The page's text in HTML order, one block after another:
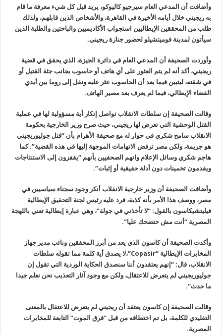
وأضافت أن المدعي العام سيرجيو كاليوكو، يريد قبل كل شيء معرفة ما قام
به ريجيني خلال أيامه الأخيرة في القاهرة، والأشخاص الذين قابلهم، ولذلك
طلب من المحققين الإيطاليين استجواب الأكاديميين والباحثين والطلبة الذين
سيأتون لمدينة فوميتشيلو لحضور جنازة ريجيني.
وأوردت الصحيفة أن المدعي العام في دائرة الجيزة، الذي يحقق في قضية
ريجيني، أكد أنه لم يتم العثور على أي هاتف أو حاسوب بجانب جثة القتيل أو
في شقته، ليتبين فيما بعد أن الحاسوب عثر عليه ونقل إلى روما بين أيدي
القضاء الإيطالي، فيما لم يعرف بعد مصير الهاتف.
وقالت الصحيفة إن سلطات الانقلاب تواصل إنكار أية مسؤولية لها في عملية
القتل الوحشية التي تعرض لها ريجيني، حيث صرح وزير الخارجية بحكومة
الانقلاب سامح شكري في حوار له مع صحيفة الأهرام بأن “قتل جوليوريجيني
هو جريمة، ولكن مصر ترفض الاتهامات الموجهة إليها في هذه القضية”. كما
هاجم شكري وسائل الإعلام واتهم الصحفيين بأنهم “يقفزون إلى الاستنتاجات
ويقدمون تخمينات دون أدلة حقيقية أو إثبات“.
وأضافت الصحيفة أن وزير خارجية الانقلاب أنكر وجود سجناء سياسيين في
مصر، ووصف هذا الأمر بأنه كذبة، فرد عليه رئيس لجنة التحقيق الإيطالية
فيليتشيكاسون بالقول: “لا تأخذني في جولة”، وهي عبارة إيطالية تعني باللهجة
المصرية “أنت مش حتضحك عليا“.
وأكدت الصحيفة أن كاسون الذي يعد من أبرز المحققين ونائب مدير جهاز
المخابرات الإيطالية “Copasir”
،لا يصدق أية كلمة مما تقوله سلطات
الانقلاب، قال: “إنهم يعتقدون أننا سنصدق الحكاية الوردية التي تقول إن
جوليوريجيني لم يتعرض للاعتقال، ولكن مع وجود آثار التعذيب نحن نعلم جيدا
ما حدث“.
وقالت الصحيفة إن كاسون يعتقد أن ريجيني لم يتعرض للاعتقال بالمعنى
التقليدي للكلمة، بل تم اختطافه من قبل “فرق الموت” التابعة للمخابرات
المصرية.